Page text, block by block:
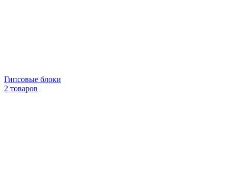
Гипсовые блоки
2 товаров